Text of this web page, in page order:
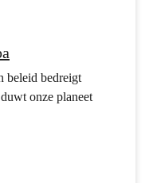
beleid bedreigt
onze planeet